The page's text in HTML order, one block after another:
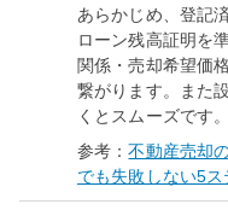
あらかじめ、登記
ローン残高証明を
関係・売却希望価
繋がります。また
くとスムーズです。
参考：不動産売却
でも失敗しない5ス